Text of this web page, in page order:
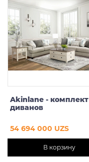
Akinlane - комплект
диванов
54 694 000 UZS
В корзину